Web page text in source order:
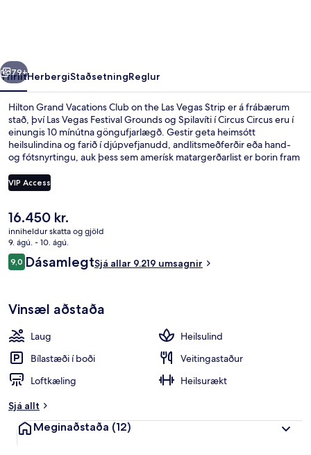
Las
Vegas
Strip
Næsta
79+
YfirlitHerbergiStaðsetningReglur
Hilton Grand Vacations Club on the Las Vegas Strip er á frábærum
stað, því Las Vegas Festival Grounds og Spilavíti í Circus Circus eru í
einungis 10 mínútna göngufjarlægð. Gestir geta heimsótt
heilsulindina og farið í djúpvefjanudd, andlitsmeðferðir eða hand-
og fótsnyrtingu, auk þess sem amerísk matargerðarlist er borin fram
og kvöldverð. 2 útilaugar og 2 barir/setustofur eru einnig á svæðinu
auk þess sem ýmis þægindi er á herbergjunum. Þar á meðal eru
hafa verið mjög ánægðir en meðal þess sem þeir nefna sem sérstaka
kosti eru sundlaugin og þægileg rúm. Það er ekki langt að fara til að
komast í almenningssamgöngur: SAHARA Las Vegas Monorail
lestarstöðin er í 10 mínútna göngufjarlægð.
VIP Access
Núverandi
verð
er
16.450 kr.
16.450 kr.
inniheldur skatta og gjöld
9. ágú. - 10. ágú.
Umsagnir
9,09,0 af 10
DásamlegtSjá allar 9.219 umsagnir
Vinsæl aðstaða
Laug
Heilsulind
Bílastæði í boði
Veitingastaður
Loftkæling
Heilsurækt
Sjá allt
Meginaðstaða (12)